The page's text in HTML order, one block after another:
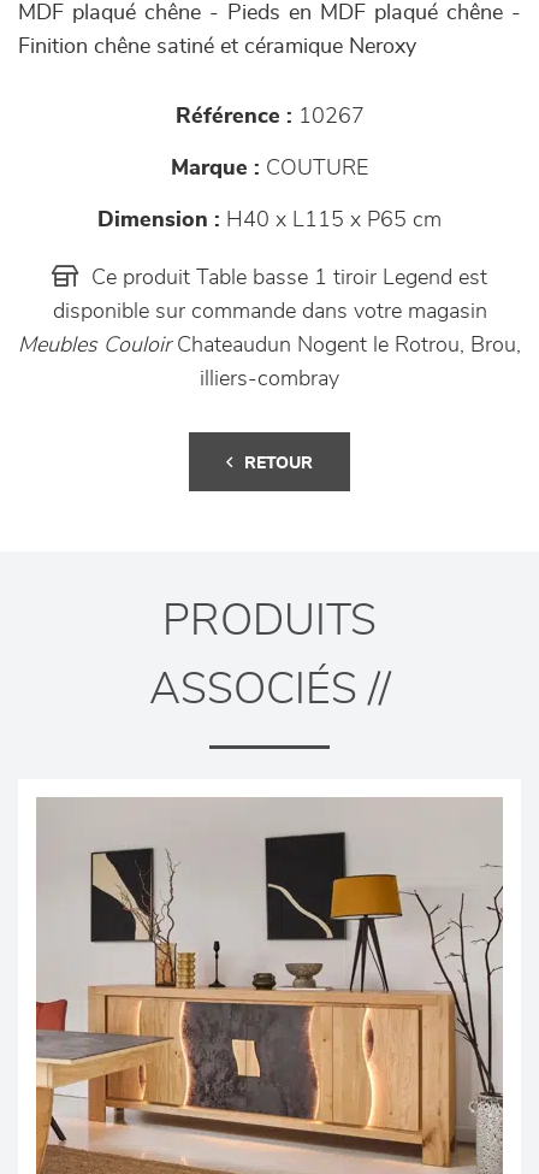
MDF plaqué chêne - Pieds en MDF plaqué chêne -
Finition chêne satiné et céramique Neroxy
Référence : 10267
Marque : COUTURE
Dimension : H40 x L115 x P65 cm
Ce produit Table basse 1 tiroir Legend est
disponible sur commande dans votre magasin
Meubles CouloirChateaudun Nogent le Rotrou, Brou,
illiers-combray
RETOUR
PRODUITS
ASSOCIÉS //